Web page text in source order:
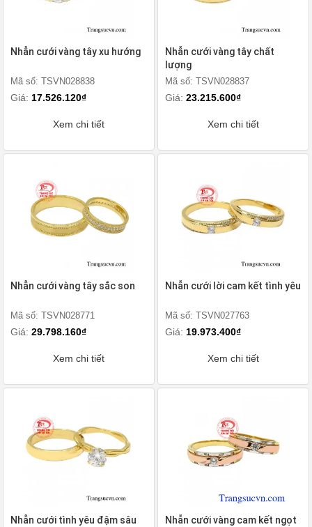
Nhẫn cưới vàng tây xu hướng
Mã số: TSVN028838
Giá: 17.526.120₫
Xem chi tiết
Nhẫn cưới vàng tây chất
lượng
Mã số: TSVN028837
Giá: 23.215.600₫
Xem chi tiết
Nhẫn cưới vàng tây sắc son
Mã số: TSVN028771
Giá: 29.798.160₫
Xem chi tiết
Nhẫn cưới lời cam kết tình yêu
Mã số: TSVN027763
Giá: 19.973.400₫
Xem chi tiết
Nhẫn cưới tình yêu đậm sâu
Nhẫn cưới vàng cam kết ngọt